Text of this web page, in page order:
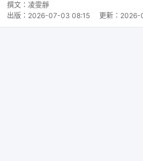
撰文： 凌雯靜
出版： 2026-07-03 08:15 更新： 2026-